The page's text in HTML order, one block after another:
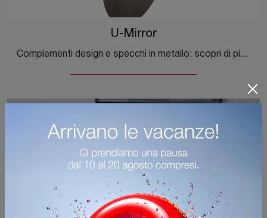
U-Mirror
Complementi design e specchi in metallo: scopri di più sul modello U-Mirror di Ditre Italia e potrai valorizzare i tuoi spazi.